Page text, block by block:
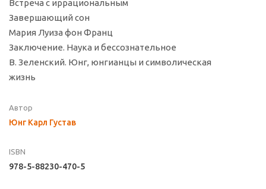
Встреча с иррациональным
Завершающий сон
Мария Луиза фон Франц
Заключение. Наука и бессознательное
В. Зеленский. Юнг, юнгианцы и символическая
жизнь
Автор
Юнг Карл Густав
ISBN
978-5-88230-470-5